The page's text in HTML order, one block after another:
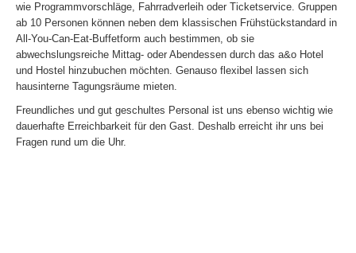
wie Programmvorschläge, Fahrradverleih oder Ticketservice. Gruppen
ab 10 Personen können neben dem klassischen Frühstückstandard in
All-You-Can-Eat-Buffetform auch bestimmen, ob sie
abwechslungsreiche Mittag- oder Abendessen durch das a&o Hotel
und Hostel hinzubuchen möchten. Genauso flexibel lassen sich
hausinterne Tagungsräume mieten.
Freundliches und gut geschultes Personal ist uns ebenso wichtig wie
dauerhafte Erreichbarkeit für den Gast. Deshalb erreicht ihr uns bei
Fragen rund um die Uhr.